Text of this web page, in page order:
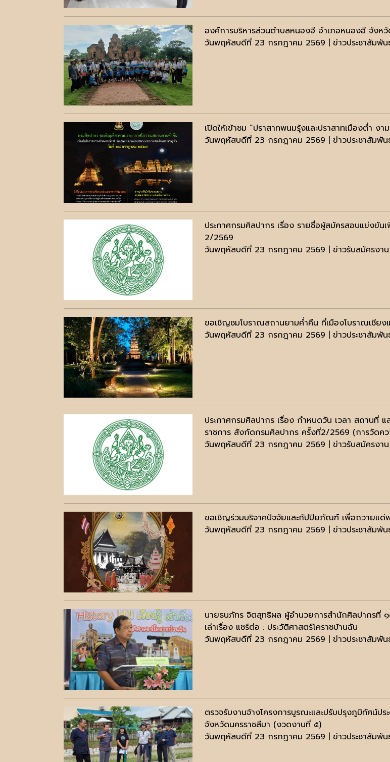
องค์การบริหารส่วนตำบลหนองฮี อำเภอหนองฮี จังห
วันพฤหัสบดีที่ 23 กรกฎาคม 2569 | ข่าวประชาสัมพัน
เปิดให้เข้าชม “ปราสาทพนมรุ้งและปราสาทเมืองต่ำ
วันพฤหัสบดีที่ 23 กรกฎาคม 2569 | ข่าวประชาสัมพัน
ประกาศกรมศิลปากร เรื่อง รายชื่อผู้สมัครสอบแข่งขั
2/2569
วันพฤหัสบดีที่ 23 กรกฎาคม 2569 | ข่าวรับสมัครงาน
ขอเชิญชมโบราณสถานยามค่ำคืน ที่เมืองโบราณเชียง
วันพฤหัสบดีที่ 23 กรกฎาคม 2569 | ข่าวประชาสัมพัน
ประกาศกรมศิลปากร เรื่อง กำหนดวัน เวลา สถานที่ แ
ราชการ สังกัดกรมศิลปากร ครั้งที่2/2569 (การวัดคว
วันพฤหัสบดีที่ 23 กรกฎาคม 2569 | ข่าวรับสมัครงาน
ขอเชิญร่วมบริจาคปัจจัยและกัปปิยภัณฑ์ เพื่อถวายแด่
วันพฤหัสบดีที่ 23 กรกฎาคม 2569 | ข่าวประชาสัมพัน
นายธนภัทร จิตสุทธิผล ผู้อำนวยการสำนักศิลปากรที่ ๑
เล่าเรื่อง แชร์ต่อ : ประวัติศาสตร์โคราชบ้านฉัน
วันพฤหัสบดีที่ 23 กรกฎาคม 2569 | ข่าวประชาสัมพัน
ตรวจรับงานจ้างโครงการบูรณะและปรับปรุงภูมิทัศน์ป
จังหวัดนครราชสีมา (งวดงานที่ ๕)
วันพฤหัสบดีที่ 23 กรกฎาคม 2569 | ข่าวประชาสัมพัน